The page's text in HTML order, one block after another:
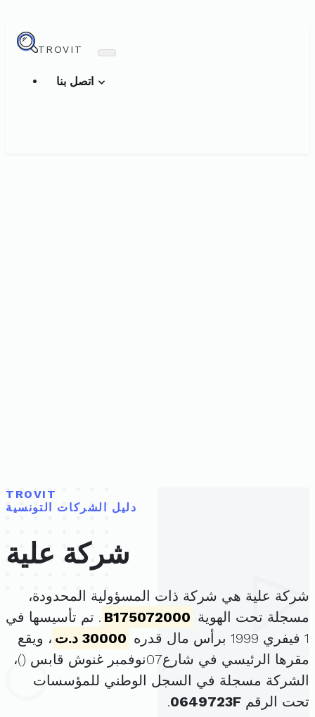
TROVIT
TROVIT
دليل الشركات التونسية
شركة علية
شركة علية هي شركة ذات المسؤولية المحدودة،
مسجلة تحت الهوية B175072000 . تم تأسيسها في
1 فيفري 1999 برأس مال قدره
30000 د.ت
، ويقع
مقرها الرئيسي في شارع07نوفمبر غنوش قابس (
)،
الشركة مسجلة في السجل الوطني للمؤسسات
تحت الرقم 0649723F
.